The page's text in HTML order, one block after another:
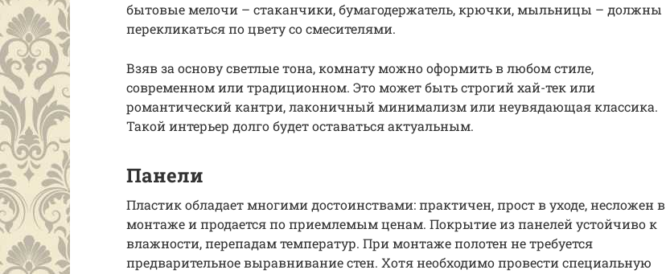
бытовые мелочи – стаканчики, бумагодержатель, крючки, мыльницы – должны
перекликаться по цвету со смесителями.
Взяв за основу светлые тона, комнату можно оформить в любом стиле,
современном или традиционном. Это может быть строгий хай-тек или
романтический кантри, лаконичный минимализм или неувядающая классика.
Такой интерьер долго будет оставаться актуальным.
Панели
Пластик обладает многими достоинствами: практичен, прост в уходе, несложен в
монтаже и продается по приемлемым ценам. Покрытие из панелей устойчиво к
влажности, перепадам температур. При монтаже полотен не требуется
предварительное выравнивание стен. Хотя необходимо провести специальную